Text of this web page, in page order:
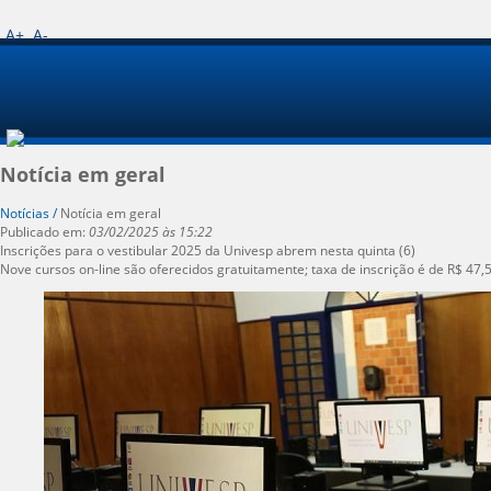
A+ A-
Notícia em geral
Notícias /Notícia em geral
Publicado em:03/02/2025 às 15:22
Inscrições para o vestibular 2025 da Univesp abrem nesta quinta (6)
Nove cursos on-line são oferecidos gratuitamente; taxa de inscrição é de R$